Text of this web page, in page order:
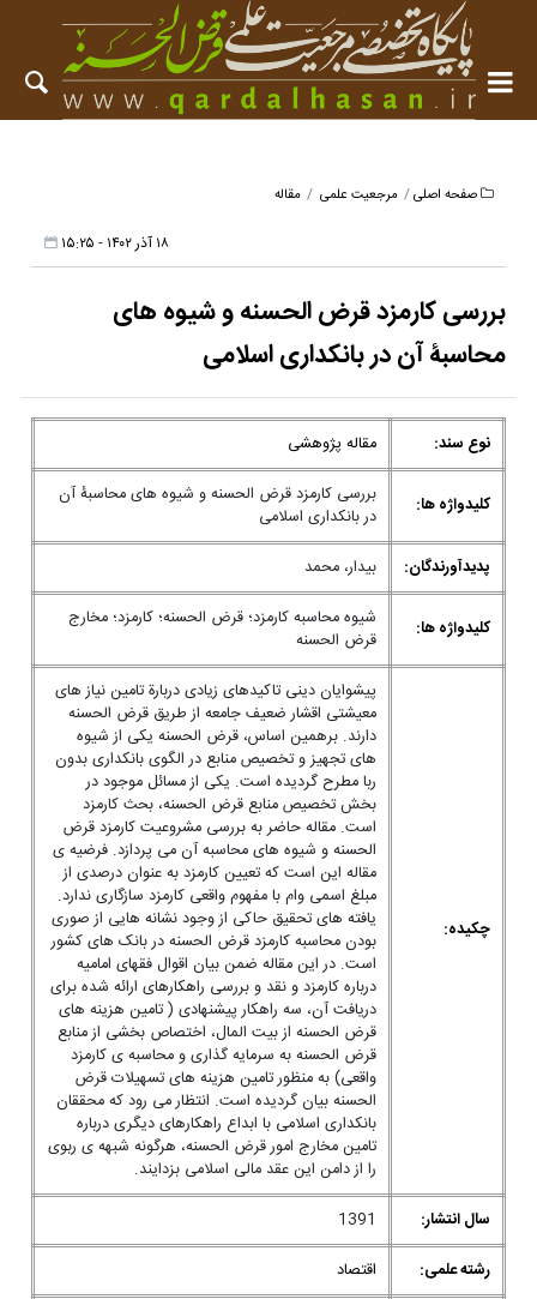
صفحه اصلی مرجعیت علمی مقاله
۱۸ آذر ۱۴۰۲ - ۱۵:۲۵
بررسی کارمزد قرض الحسنه و شیوه های
محاسبۀ آن در بانکداری اسلامی
نوع سند: مقاله پژوهشی
کلیدواژه ها:
بررسی کارمزد قرض الحسنه و شیوه های محاسبۀ آن
در بانکداری اسلامی
پدیدآورندگان:
بیدار، محمد
کلیدواژه ها:
شیوه محاسبه کارمزد؛ قرض الحسنه؛ کارمزد؛ مخارج
قرض الحسنه
چکیده:
پیشوایان دینی تاکیدهای زیادی دربارة تامین نیاز های
معیشتی اقشار ضعیف جامعه از طریق قرض الحسنه
دارند. برهمین اساس، قرض الحسنه یکی از شیوه
های تجهیز و تخصیص منابع در الگوی بانکداری بدون
ربا مطرح گردیده است. یکی از مسائل موجود در
بخش تخصیص منابع قرض الحسنه، بحث کارمزد
است. مقاله حاضر به بررسی مشروعیت کارمزد قرض
الحسنه و شیوه های محاسبه آن می پردازد. فرضیه ی
مقاله این است که تعیین کارمزد به عنوان درصدی از
مبلغ اسمی وام با مفهوم واقعی کارمزد سازگاری ندارد.
یافته های تحقیق حاکی از وجود نشانه هایی از صوری
بودن محاسبه کارمزد قرض الحسنه در بانک های کشور
است. در این مقاله ضمن بیان اقوال فقهای امامیه
درباره کارمزد و نقد و بررسی راهکارهای ارائه شده برای
دریافت آن، سه راهکار پیشنهادی ( تامین هزینه های
قرض الحسنه از بیت المال، اختصاص بخشی از منابع
قرض الحسنه به سرمایه گذاری و محاسبه ی کارمزد
واقعی) به منظور تامین هزینه های تسهیلات قرض
الحسنه بیان گردیده است. انتظار می رود که محققان
بانکداری اسلامی با ابداع راهکارهای دیگری درباره
تامین مخارج امور قرض الحسنه، هرگونه شبهه ی ربوی
را از دامن این عقد مالی اسلامی بزدایند.
سال انتشار:
1391
رشته علمی:
اقتصاد